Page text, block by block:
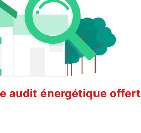
audit énergétique offert